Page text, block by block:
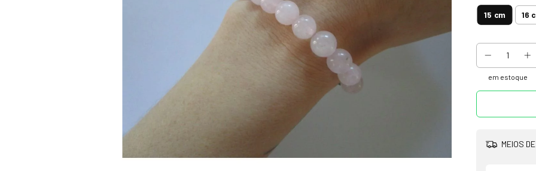
15 cm 16
em estoque
MEIOS